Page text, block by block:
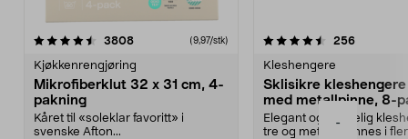
-
3808anmeldelser(9,97/stk)
Kjøkkenrengjøring
Mikrofiberklut 32 x 31 cm, 4-
pakning
Kåret til «soleklar favoritt» i
svenske Afton...
4.5av 5 stjerner 256
Kleshengere
Sklisikre
med metallpinne, 8-
Elegant og skikkelig
tre og metall – finnes i
4.5av 5 stjerner